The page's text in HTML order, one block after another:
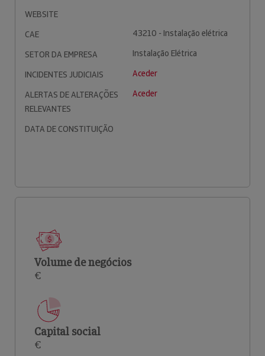
WEBSITE
CAE
43210 - Instalação elétrica
SETOR DA EMPRESA
Instalação Elétrica
INCIDENTES JUDICIAIS
Aceder
ALERTAS DE ALTERAÇÕES
RELEVANTES
Aceder
DATA DE CONSTITUIÇÃO
Volume de negócios
€
Capital social
€